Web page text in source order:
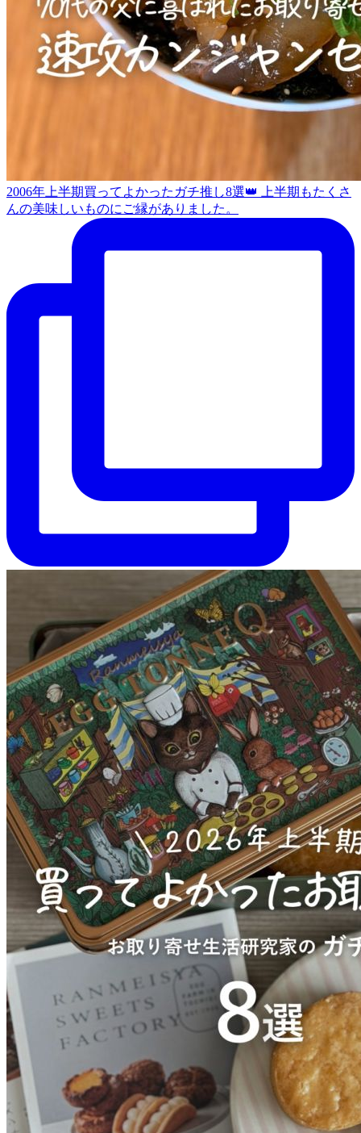
2006年上半期買ってよかったガチ推し8選👑 上半期もたくさ
んの美味しいものにご縁がありました。